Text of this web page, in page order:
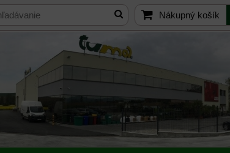
Nákupný košík